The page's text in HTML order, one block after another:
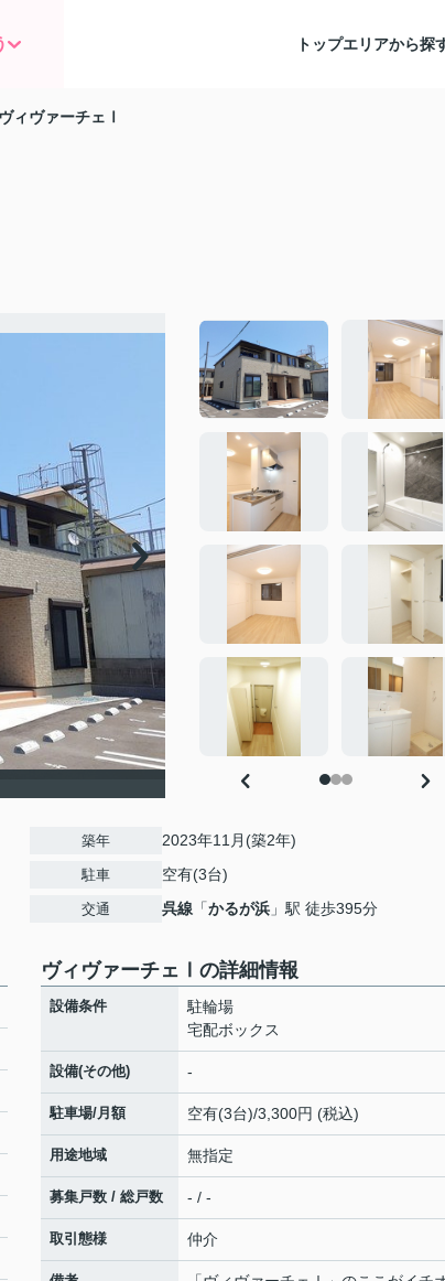
トップエリアから探
ヴィヴァーチェⅠ
築年 2023年11月(築2年)
駐車 空有(3台)
交通 呉線 「かるが浜 」駅 徒歩395分
ヴィヴァーチェⅠの詳細情報
設備条件
駐輪場
宅配ボックス
設備(その他) -
駐車場/月額 空有(3台)/3,300円 (税込)
用途地域 無指定
募集戸数 / 総戸数 - / -
取引態様 仲介